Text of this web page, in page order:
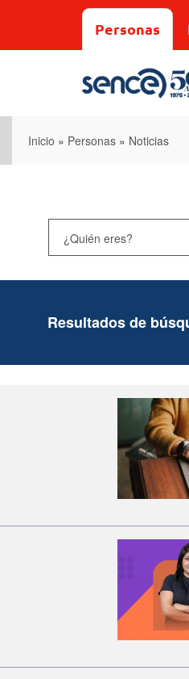
Personas
Inicio » Personas » Noticias
Resultados de